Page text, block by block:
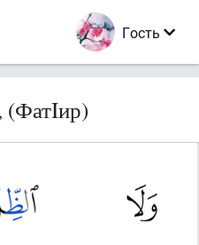
Гость
(ФатIир)